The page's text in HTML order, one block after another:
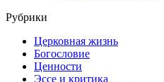
Рубрики
Церковная жизнь
Богословие
Ценности
Эссе и критика